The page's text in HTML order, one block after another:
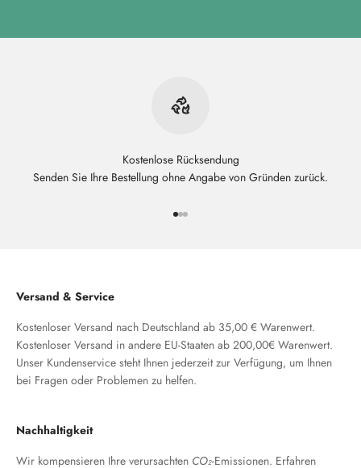
Kostenlose Rücksendung
Senden Sie Ihre Bestellung ohne Angabe von Gründen zurück.
Versand & Service
Kostenloser Versand nach Deutschland ab 35,00 € Warenwert.
Kostenloser Versand in andere EU-Staaten ab 200,00€ Warenwert.
Unser Kundenservice steht Ihnen jederzeit zur Verfügung, um Ihnen
bei Fragen oder Problemen zu helfen.
Nachhaltigkeit
Wir kompensieren Ihre verursachten CO₂-Emissionen. Erfahren